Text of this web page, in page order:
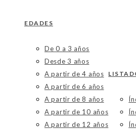
EDADES
De 0 a 3 años
Desde 3 años
A partir de 4 años
A partir de 6 años
A partir de 8 años
A partir de 10 años
A partir de 12 años